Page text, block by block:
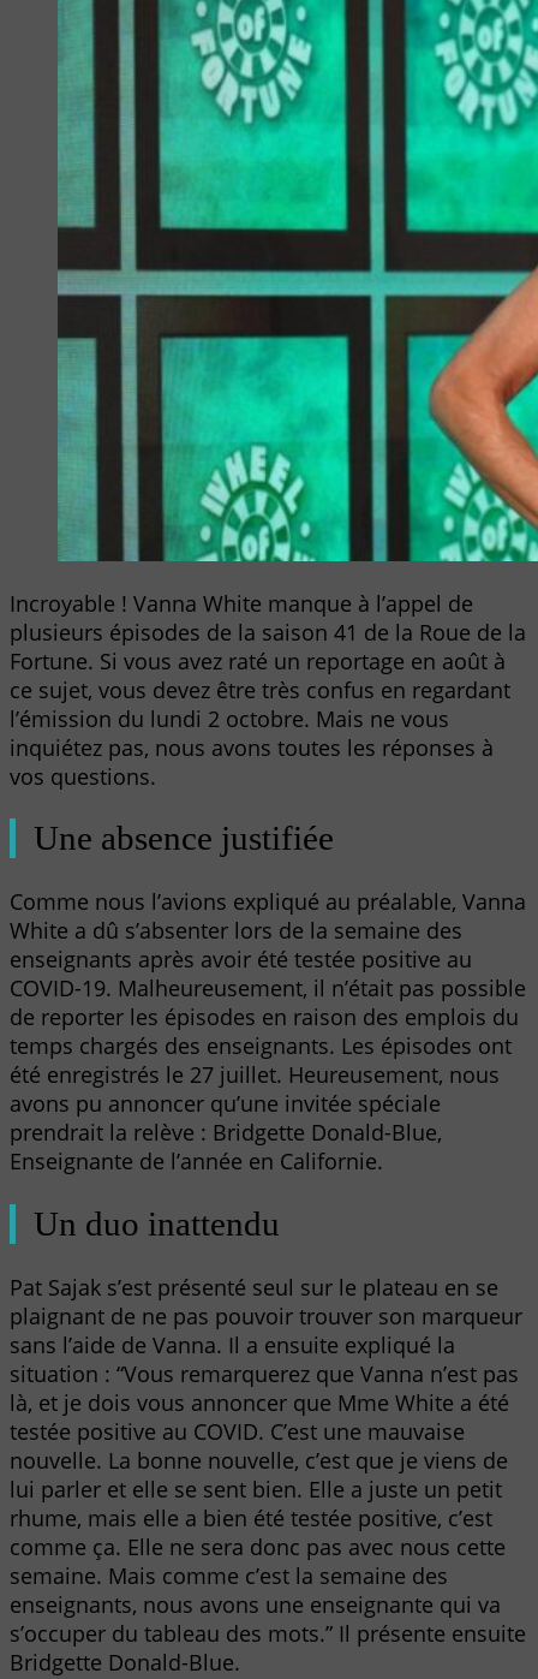
Incroyable ! Vanna White manque à l’appel de
plusieurs épisodes de la saison 41 de la Roue de la
Fortune. Si vous avez raté un reportage en août à
ce sujet, vous devez être très confus en regardant
l’émission du lundi 2 octobre. Mais ne vous
inquiétez pas, nous avons toutes les réponses à
vos questions.
Une absence justifiée
Comme nous l’avions expliqué au préalable, Vanna
White a dû s’absenter lors de la semaine des
enseignants après avoir été testée positive au
COVID-19. Malheureusement, il n’était pas possible
de reporter les épisodes en raison des emplois du
temps chargés des enseignants. Les épisodes ont
été enregistrés le 27 juillet. Heureusement, nous
avons pu annoncer qu’une invitée spéciale
prendrait la relève : Bridgette Donald-Blue,
Enseignante de l’année en Californie.
Un duo inattendu
Pat Sajak s’est présenté seul sur le plateau en se
plaignant de ne pas pouvoir trouver son marqueur
sans l’aide de Vanna. Il a ensuite expliqué la
situation : “Vous remarquerez que Vanna n’est pas
là, et je dois vous annoncer que Mme White a été
testée positive au COVID. C’est une mauvaise
nouvelle. La bonne nouvelle, c’est que je viens de
lui parler et elle se sent bien. Elle a juste un petit
rhume, mais elle a bien été testée positive, c’est
comme ça. Elle ne sera donc pas avec nous cette
semaine. Mais comme c’est la semaine des
enseignants, nous avons une enseignante qui va
s’occuper du tableau des mots.” Il présente ensuite
Bridgette Donald-Blue.